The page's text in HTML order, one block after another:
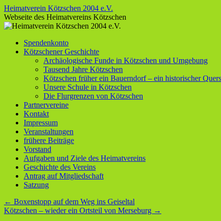
Zum
Inhalt
springen
Heimatverein Kötzschen 2004 e.V.
Webseite des Heimatvereins Kötzschen
Spendenkonto
Kötzschener Geschichte
Archäologische Funde in Kötzschen und Umgebung
Tausend Jahre Kötzschen
Kötzschen früher ein Bauerndorf – ein historischer
Unsere Schule in Kötzschen
Die Flurgrenzen von Kötzschen
Partnervereine
Kontakt
Impressum
Veranstaltungen
frühere Beiträge
Vorstand
Aufgaben und Ziele des Heimatvereins
Geschichte des Vereins
Antrag auf Mitgliedschaft
Satzung
← Boxenstopp auf dem Weg ins Geiseltal
Kötzschen – wieder ein Ortsteil von Merseburg →